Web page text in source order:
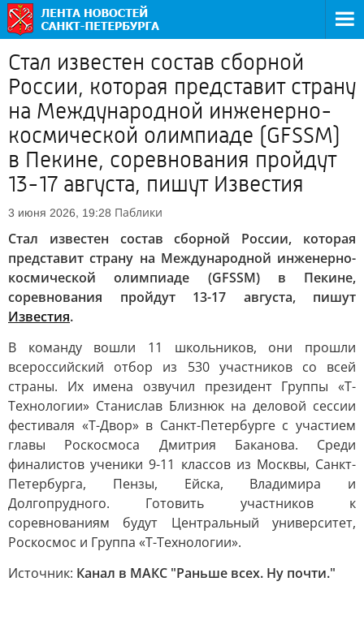
Стал известен состав сборной
России, которая представит страну
на Международной инженерно-
космической олимпиаде (GFSSM)
в Пекине, соревнования пройдут
13-17 августа, пишут Известия
3 июня 2026, 19:28 Паблики
Стал известен состав сборной России, которая
представит страну на Международной инженерно-
космической олимпиаде (GFSSM) в Пекине,
соревнования пройдут 13-17 августа, пишут
Известия.
В команду вошли 11 школьников, они прошли
всероссийский отбор из 530 участников со всей
страны. Их имена озвучил президент Группы «Т-
Технологии» Станислав Близнюк на деловой сессии
фестиваля «Т-Двор» в Санкт-Петербурге с участием
главы Роскосмоса Дмитрия Баканова. Среди
финалистов ученики 9-11 классов из Москвы, Санкт-
Петербурга, Пензы, Ейска, Владимира и
Долгопрудного. Готовить участников к
соревнованиям будут Центральный университет,
Роскосмос и Группа «Т-Технологии».
Источник: Канал в МАКС "Раньше всех. Ну почти."